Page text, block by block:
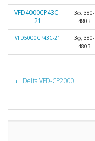
VFD4000CP43C-
21
3ф, 380-
480В
VFD5000CP43C-21
3ф, 380-
480В
← Delta VFD-CP2000